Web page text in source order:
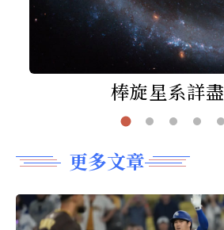
棒旋星系詳
更多文章